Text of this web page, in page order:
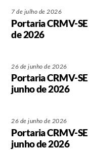
7 de julho de 2026
Portaria CRMV-
de 2026
26 de junho de 2026
Portaria CRMV-SE
junho de 2026
26 de junho de 2026
Portaria CRMV-SE
junho de 2026